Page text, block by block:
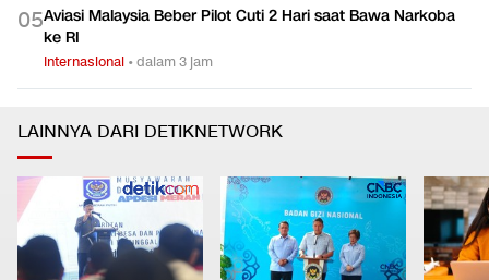
05Aviasi Malaysia Beber Pilot Cuti 2 Hari saat Bawa Narkoba
ke RI
Internasional •dalam 3 jam
LAINNYA DARI DETIKNETWORK